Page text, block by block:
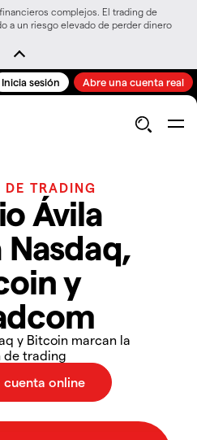
complejos. El trading de
a un riesgo elevado de perder dinero
Inicia sesión Abre una cuenta real
DE TRADING
Ávila
Nasdaq,
y
y Bitcoin marcan la
de trading